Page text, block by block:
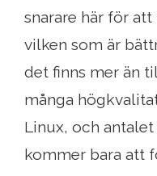
snarare här för
vilken som är
det finns mer än
många
Linux, och
kommer bara att